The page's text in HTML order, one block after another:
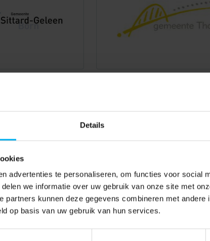
Details
advertenties te personaliseren, om functies voor social
we informatie over uw gebruik van onze site met
partners kunnen deze gegevens combineren met andere
op basis van uw gebruik van hun services.